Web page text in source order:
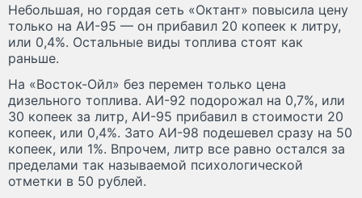
Небольшая, но гордая сеть «Октант» повысила цену
только на АИ-95 — он прибавил 20 копеек к литру,
или 0,4%. Остальные виды топлива стоят как
раньше.
На «Восток-Ойл» без перемен только цена
дизельного топлива. АИ-92 подорожал на 0,7%, или
30 копеек за литр, АИ-95 прибавил в стоимости 20
копеек, или 0,4%. Зато АИ-98 подешевел сразу на 50
копеек, или 1%. Впрочем, литр все равно остался за
пределами так называемой психологической
отметки в 50 рублей.